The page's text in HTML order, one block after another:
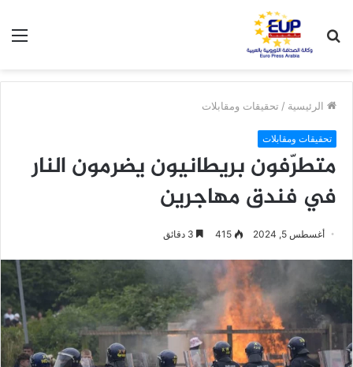
عن
الرئيسية / تحقيقات ومقابلات
تحقيقات ومقابلات
متطرّفون بريطانيون يضرمون النار
في فندق مهاجرين
أغسطس 5, 2024 415